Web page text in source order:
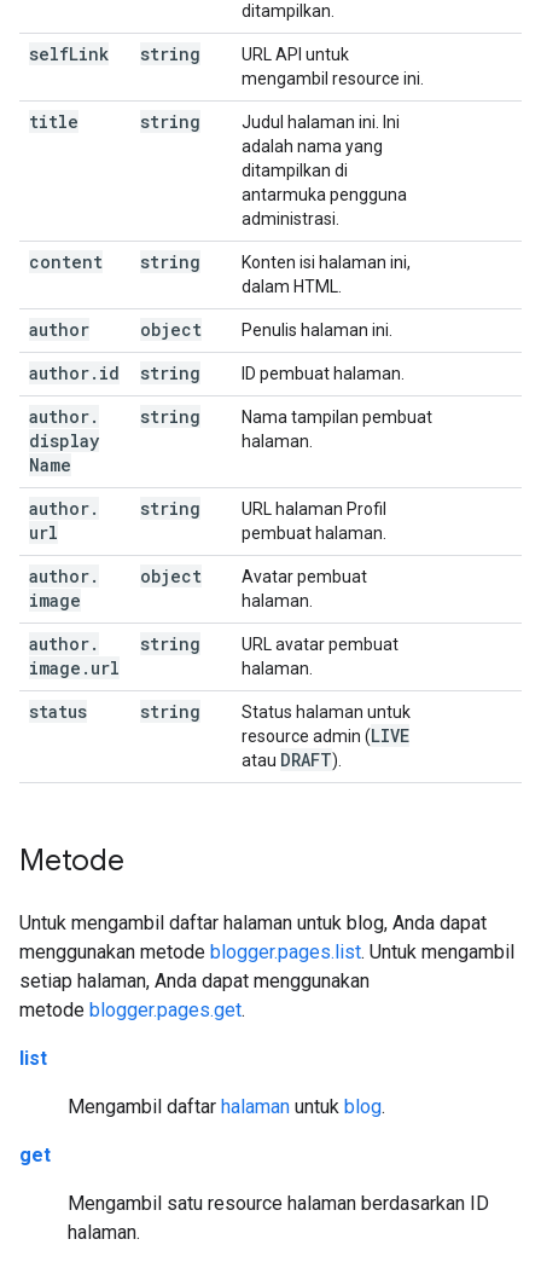
ditampilkan.
selfLink string
URL API untuk
mengambil resource ini.
title string
Judul halaman ini. Ini
adalah nama yang
ditampilkan di
antarmuka pengguna
administrasi.
content string
Konten isi halaman ini,
dalam HTML.
author object Penulis halaman ini.
author. id string ID pembuat halaman.
author.
display
Name
string
Nama tampilan pembuat
halaman.
author.
url
string
URL halaman Profil
pembuat halaman.
author.
image
object
Avatar pembuat
halaman.
author.
image . url
string
URL avatar pembuat
halaman.
status string
Status halaman untuk
resource admin (LIVE
atau DRAFT).
Metode
Untuk mengambil daftar halaman untuk blog, Anda dapat
menggunakan metode blogger.pages.list. Untuk mengambil
setiap halaman, Anda dapat menggunakan
metode blogger.pages.get.
list
Mengambil daftar halaman untuk blog.
get
Mengambil satu resource halaman berdasarkan ID
halaman.